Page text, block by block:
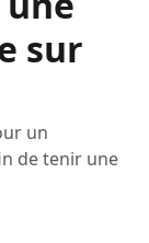
sur
un
de tenir une